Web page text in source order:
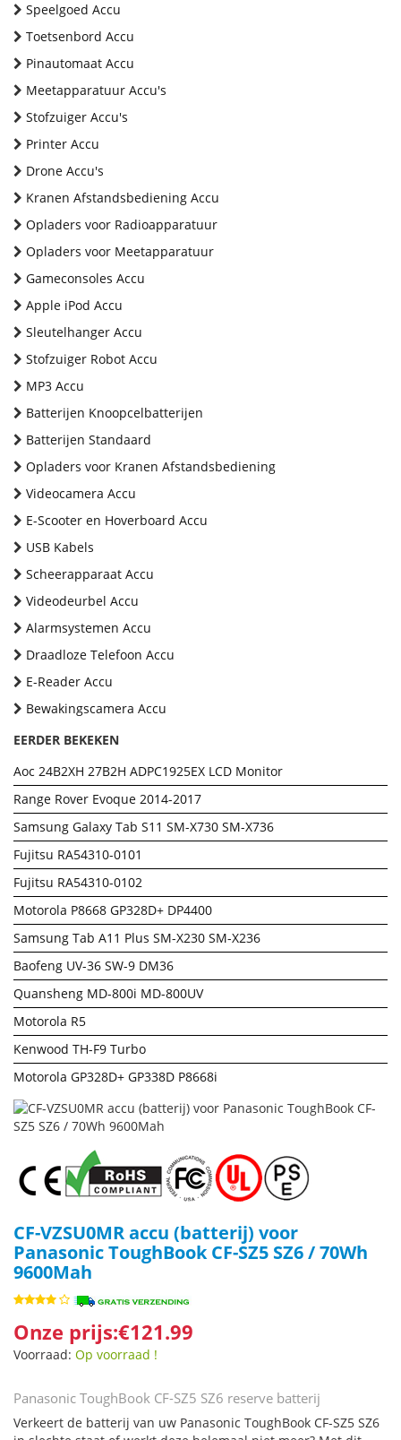
Speelgoed Accu
Toetsenbord Accu
Pinautomaat Accu
Meetapparatuur Accu's
Stofzuiger Accu's
Printer Accu
Drone Accu's
Kranen Afstandsbediening Accu
Opladers voor Radioapparatuur
Opladers voor Meetapparatuur
Gameconsoles Accu
Apple iPod Accu
Sleutelhanger Accu
Stofzuiger Robot Accu
MP3 Accu
Batterijen Knoopcelbatterijen
Batterijen Standaard
Opladers voor Kranen Afstandsbediening
Videocamera Accu
E-Scooter en Hoverboard Accu
USB Kabels
Scheerapparaat Accu
Videodeurbel Accu
Alarmsystemen Accu
Draadloze Telefoon Accu
E-Reader Accu
Bewakingscamera Accu
EERDER BEKEKEN
Aoc 24B2XH 27B2H ADPC1925EX LCD Monitor
Range Rover Evoque 2014-2017
Samsung Galaxy Tab S11 SM-X730 SM-X736
Fujitsu RA54310-0101
Fujitsu RA54310-0102
Motorola P8668 GP328D+ DP4400
Samsung Tab A11 Plus SM-X230 SM-X236
Baofeng UV-36 SW-9 DM36
Quansheng MD-800i MD-800UV
Motorola R5
Kenwood TH-F9 Turbo
Motorola GP328D+ GP338D P8668i
CF-VZSU0MR accu (batterij) voor
Panasonic ToughBook CF-SZ5 SZ6 / 70Wh
9600Mah
Onze prijs:€121.99
Voorraad: Op voorraad !
Panasonic ToughBook CF-SZ5 SZ6 reserve batterij
Verkeert de batterij van uw Panasonic ToughBook CF-SZ5 SZ6